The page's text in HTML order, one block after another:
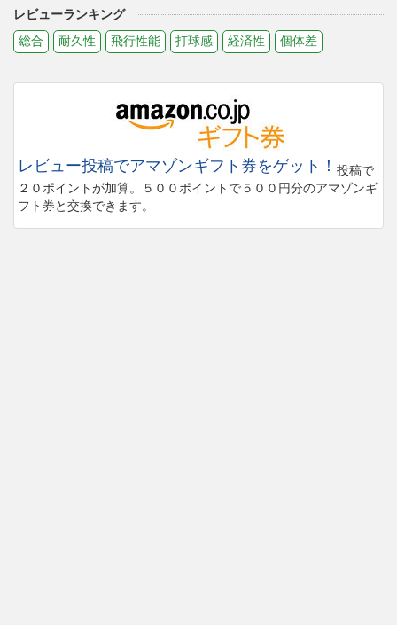
レビューランキング
総合
耐久性 飛行性能 打球感 経済性 個体差
レビュー投稿でアマゾンギフト券をゲット！ 投稿で
２０ポイントが加算。５００ポイントで５００円分のアマゾンギ
フト券と交換できます。